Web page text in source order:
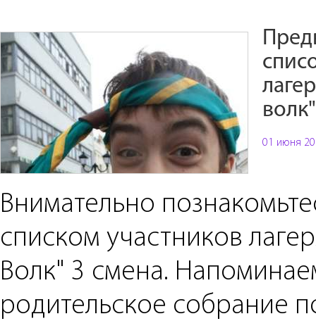
волк"
01 июня
Внимательно
списком участников
Волк" 3 смена.
родительское собрание